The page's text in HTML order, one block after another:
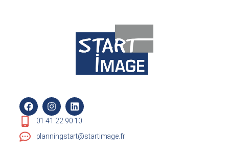
01 41 22 90 10
planningstart@startimage.fr